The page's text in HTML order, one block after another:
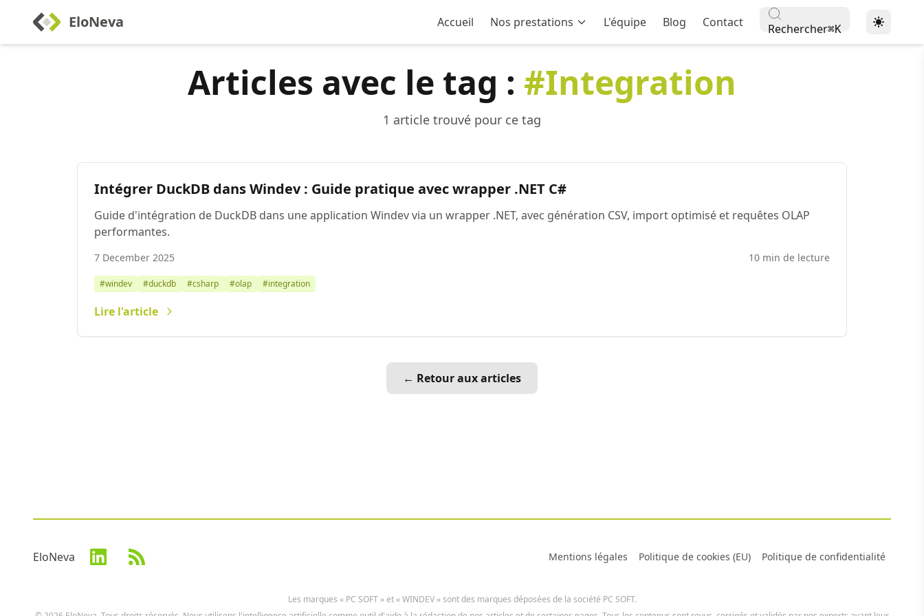
EloNeva Accueil Nos prestations L'équipe Blog Contact Rechercher⌘K
Articles avec le tag : #Integration
1 article trouvé pour ce tag
Intégrer DuckDB dans Windev : Guide pratique avec wrapper .NET C#
Guide d'intégration de DuckDB dans une application Windev via un wrapper .NET, avec génération CSV, import optimisé et requêtes OLAP
performantes.
7 December 2025 10 min de lecture
#windev #duckdb #csharp #olap #integration
Lire l'article
← Retour aux articles
EloNeva Mentions légales Politique de cookies (EU) Politique de confidentialité
Les marques « PC SOFT » et « WINDEV » sont des marques déposées de la société PC SOFT.